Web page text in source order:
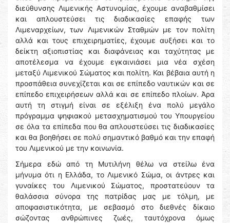
διεύθυνσης Λιμενικής Αστυνομίας, έχουμε αναβαθμίσει
και απλουστεύσει τις διαδικασίες επαφής των
Λιμεναρχείων, των Λιμενικών Σταθμών με τον πολίτη
αλλά και τους επιχειρηματίες, έχουμε αυξήσει και το
δείκτη αξιοπιστίας και διαφάνειας και ταχύτητας με
αποτέλεσμα να έχουμε εγκαινιάσει μια νέα σχέση
μεταξύ Λιμενικού Σώματος και πολίτη. Και βέβαια αυτή η
προσπάθεια συνεχίζεται και σε επίπεδο ναυτικών και σε
επίπεδο επιχειρήσεων αλλά και σε επίπεδο πλοίων. Άρα
αυτή τη στιγμή είναι σε εξέλιξη ένα πολύ μεγάλο
πρόγραμμα ψηφιακού μετασχηματισμού του Υπουργείου
σε όλα τα επίπεδα που θα απλουστεύσει τις διαδικασίες
και θα βοηθήσει σε πολύ σημαντικό βαθμό και την επαφή
του Λιμενικού με την κοινωνία.
Σήμερα εδώ από τη Μυτιλήνη θέλω να στείλω ένα
μήνυμα ότι η Ελλάδα, το Λιμενικό Σώμα, οι άντρες και
γυναίκες του Λιμενικού Σώματος, προστατεύουν τα
θαλάσσια σύνορα της πατρίδας μας με τόλμη, με
αποφασιστικότητα, με σεβασμό στο διεθνές δίκαιο
σώζοντας ανθρώπινες ζωές, ταυτόχρονα όμως